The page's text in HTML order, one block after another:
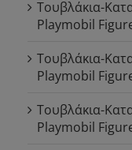
Τουβλάκια-
Playmobil
Τουβλάκια-
Playmobil
Τουβλάκια-
Playmobil